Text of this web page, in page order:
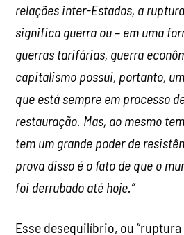
relações inter-Estados, a
significa guerra ou – em uma
guerras tarifárias, guerra
capitalismo possui, portanto,
que está sempre em processo
restauração. Mas, ao mesmo
tem um grande poder de
prova disso é o fato de que o
foi derrubado até hoje.”
Esse desequilíbrio, ou